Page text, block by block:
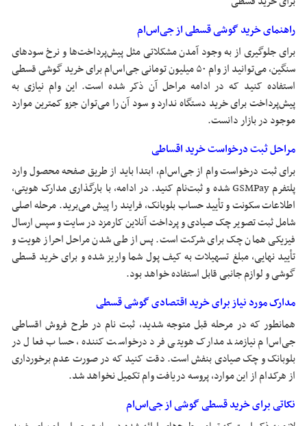
راهنمای خرید گوشی قسطی از جی‌اس‌ام
برای جلوگیری از به وجود آمدن مشکلاتی مثل پیش‌پرداخت‌ها و نرخ‌ سود‌های
سنگین، می‌توانید از وام ۵۰ میلیون تومانی جی‌اس‌ام برای خرید گوشی قسطی
استفاده کنید که در ادامه مراحل آن ذکر شده است. این وام نیازی به
پیش‌پرداخت برای خرید دستگاه ندارد و سود آن را می‌توان جزو کمترین موارد
موجود در بازار دانست.
مراحل ثبت درخواست خرید اقساطی
برای ثبت درخواست وام از جی‌اس‌ام، ابتدا باید از طریق صفحه محصول وارد
پلتفرم GSMPay شده و ثبت‌نام کنید. در ادامه، با بارگذاری مدارک هویتی،
اطلاعات سکونت و تأیید حساب بلوبانک، فرایند را پیش می‌برید. مرحله اصلی
شامل ثبت تصویر چک صیادی و پرداخت آنلاین کارمزد در سایت و سپس ارسال
فیزیکی همان چک برای شرکت است. پس از طی شدن مراحل احراز هویت و
تأیید نهایی، مبلغ تسهیلات به کیف پول شما واریز شده و برای خرید قسطی
گوشی و لوازم جانبی قابل استفاده خواهد بود.
مدارک مورد نیاز برای خرید اقتصادی گوشی قسطی
همانطور که در مرحله قبل متوجه شدید، ثبت نام در طرح فروش اقساطی
جی‌اس‌ام نیازمند مدارک هویتی فرد درخواست کننده، حساب فعال در
بلوبانک و چک صیادی بنفش است. دقت کنید که در صورت عدم برخورداری
از هرکدام از این موارد، پروسه دریافت وام تکمیل نخواهد شد.
نکاتی برای خرید قسطی گوشی از جی‌اس‌ام